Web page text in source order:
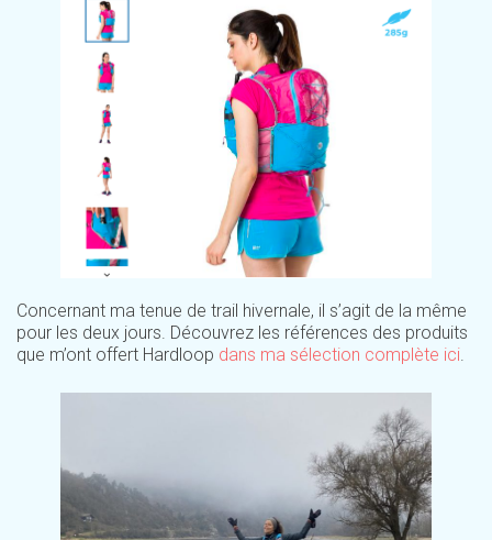
Concernant ma tenue de trail hivernale, il s’agit de la même
pour les deux jours. Découvrez les références des produits
que m’ont offert Hardloop dans ma sélection complète ici.